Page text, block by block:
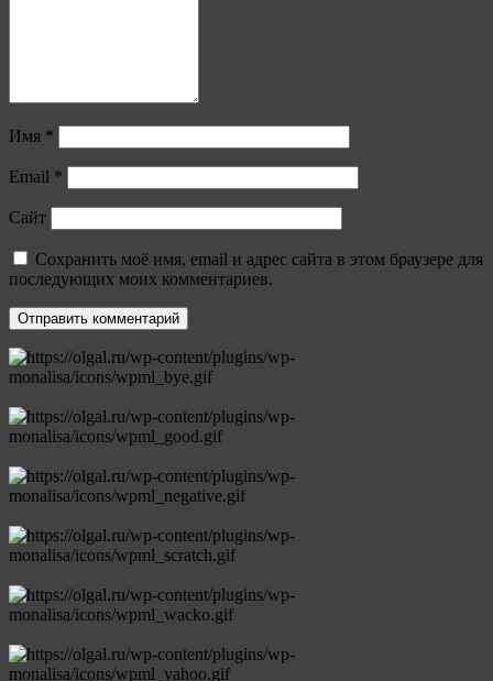
Имя *
Email *
Сайт
Сохранить моё имя, email и адрес сайта в этом браузере для
последующих моих комментариев.